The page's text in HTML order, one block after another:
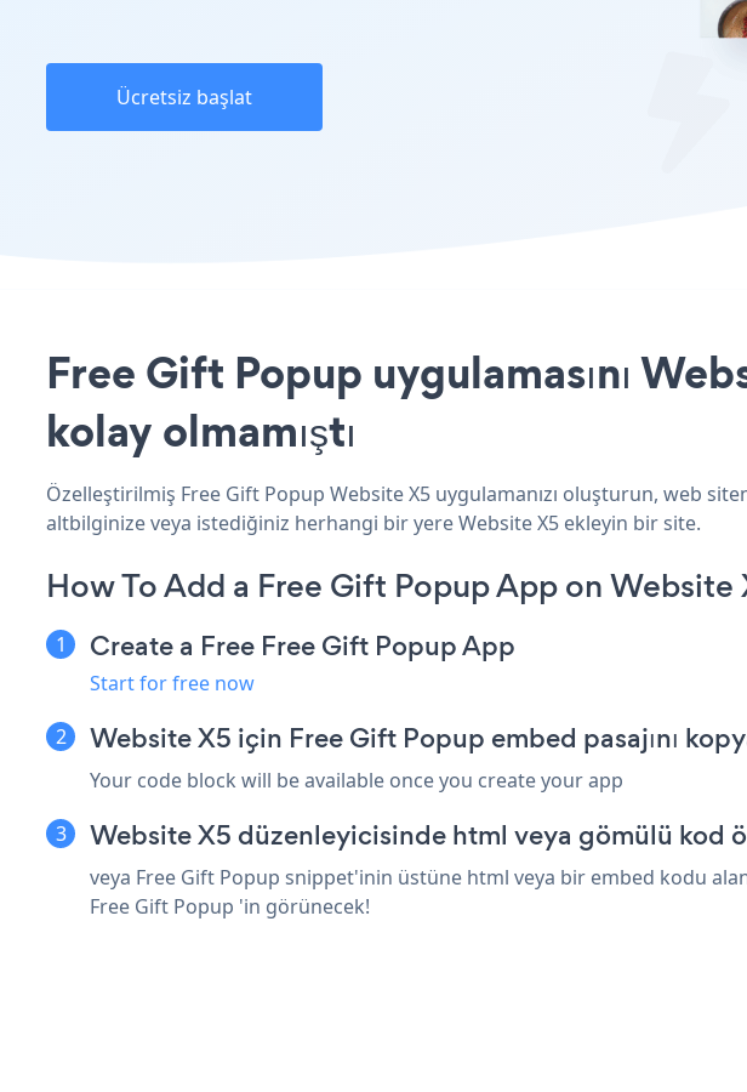
Ücretsiz başlat
Free Gift Popup uygulamasını
kolay olmamıştı
Özelleştirilmiş Free Gift Popup Website X5 uygulamanızı oluşturun, web
altbilginize veya istediğiniz herhangi bir yere Website X5 ekleyin bir site.
How To Add a Free Gift Popup App on Website
Create a Free Free Gift Popup App
Start for free now
Website X5 için Free Gift Popup embed pasajını
Your code block will be available once you create your app
Website X5 düzenleyicisinde html veya gömülü kod
veya Free Gift Popup snippet'inin üstüne html veya bir embed kodu
Free Gift Popup 'in görünecek!